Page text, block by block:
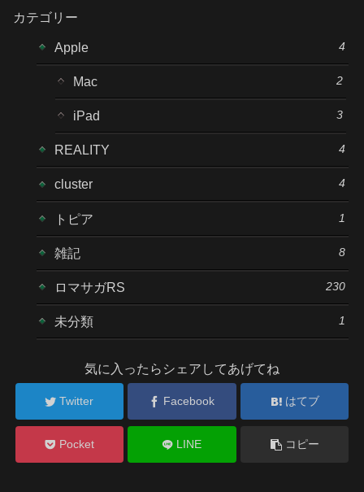
カテゴリー
Apple 4
Mac 2
iPad 3
REALITY 4
cluster 4
トピア 1
雑記 8
ロマサガRS 230
未分類 1
気に入ったらシェアしてあげてね
Twitter Facebook はてブ
Pocket LINE コピー